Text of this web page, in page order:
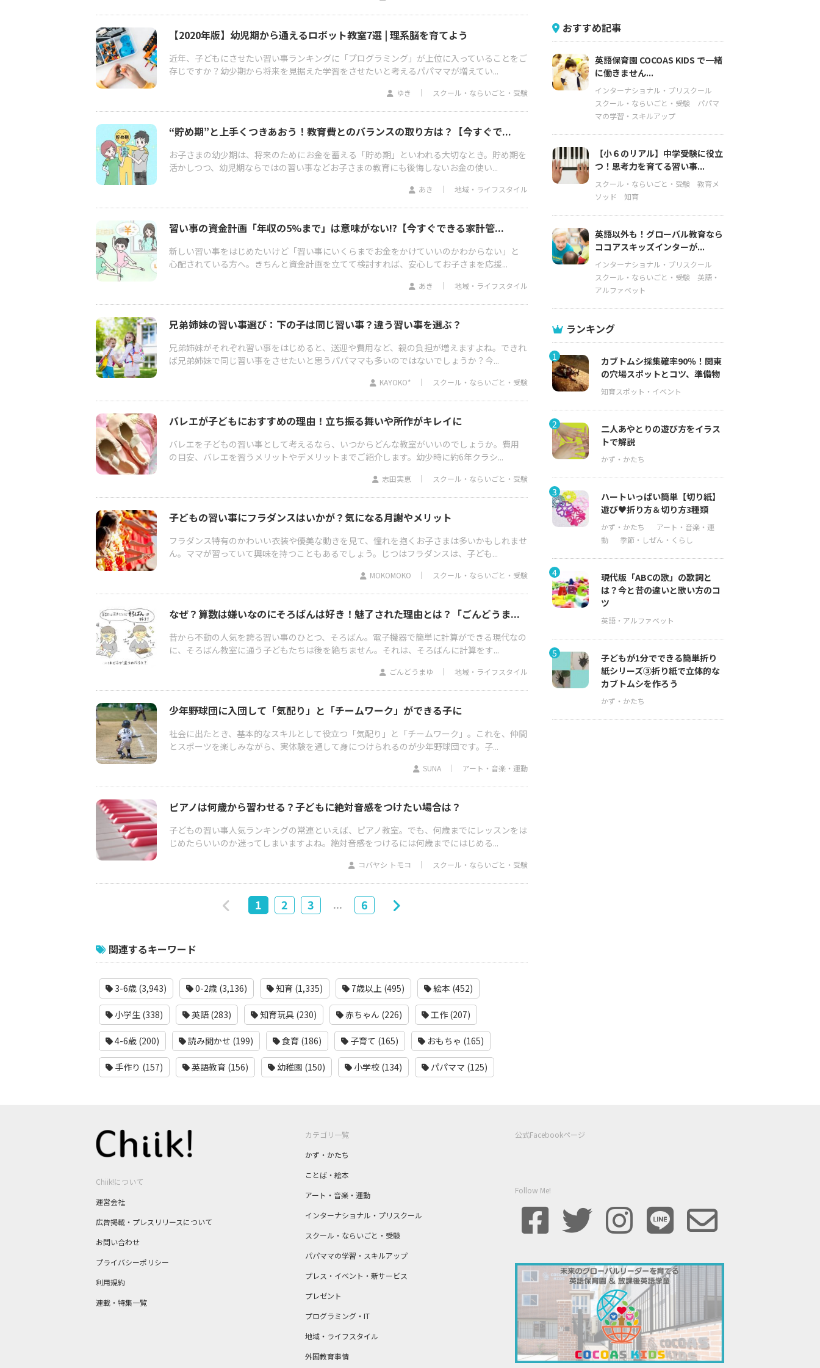
【2020年版】幼児期から通えるロボット教室7選 | 理系脳を育てよう
近年、子どもにさせたい習い事ランキングに「プログラミング」が上位に入っていることをご
存じですか？幼少期から将来を見据えた学習をさせたいと考えるパパママが増えてい...
ゆき スクール・ならいごと・受験
“貯め期”と上手くつきあおう！教育費とのバランスの取り方は？【今すぐで...
お子さまの幼少期は、将来のためにお金を蓄える「貯め期」といわれる大切なとき。貯め期を
活かしつつ、幼児期ならではの習い事などお子さまの教育にも後悔しないお金の使い...
あき 地域・ライフスタイル
習い事の資金計画「年収の5%まで」は意味がない!?【今すぐできる家計管...
新しい習い事をはじめたいけど「習い事にいくらまでお金をかけていいのかわからない」と
心配されている方へ。きちんと資金計画を立てて検討すれば、安心してお子さまを応援...
あき 地域・ライフスタイル
兄弟姉妹の習い事選び：下の子は同じ習い事？違う習い事を選ぶ？
兄弟姉妹がそれぞれ習い事をはじめると、送迎や費用など、親の負担が増えますよね。できれ
ば兄弟姉妹で同じ習い事をさせたいと思うパパママも多いのではないでしょうか？今...
KAYOKO* スクール・ならいごと・受験
バレエが子どもにおすすめの理由！立ち振る舞いや所作がキレイに
バレエを子どもの習い事として考えるなら、いつからどんな教室がいいのでしょうか。費用
の目安、バレエを習うメリットやデメリットまでご紹介します。幼少時に約6年クラシ...
志田実恵 スクール・ならいごと・受験
子どもの習い事にフラダンスはいかが？気になる月謝やメリット
フラダンス特有のかわいい衣装や優美な動きを見て、憧れを抱くお子さまは多いかもしれませ
ん。ママが習っていて興味を持つこともあるでしょう。じつはフラダンスは、子ども...
MOKOMOKO スクール・ならいごと・受験
なぜ？算数は嫌いなのにそろばんは好き！魅了された理由とは？「ごんどうま...
昔から不動の人気を誇る習い事のひとつ、そろばん。電子機器で簡単に計算ができる現代なの
に、そろばん教室に通う子どもたちは後を絶ちません。それは、そろばんに計算をす...
ごんどうまゆ 地域・ライフスタイル
少年野球団に入団して「気配り」と「チームワーク」ができる子に
社会に出たとき、基本的なスキルとして役立つ「気配り」と「チームワーク」。これを、仲間
とスポーツを楽しみながら、実体験を通して身につけられるのが少年野球団です。子...
SUNA アート・音楽・運動
ピアノは何歳から習わせる？子どもに絶対音感をつけたい場合は？
子どもの習い事人気ランキングの常連といえば、ピアノ教室。でも、何歳までにレッスンをは
じめたらいいのか迷ってしまいますよね。絶対音感をつけるには何歳までにはじめる...
コバヤシ トモコ スクール・ならいごと・受験
1 2 3 ... 6
関連するキーワード
3-6歳 (3,943) 0-2歳 (3,136) 知育 (1,335) 7歳以上 (495) 絵本 (452)
小学生 (338) 英語 (283) 知育玩具 (230) 赤ちゃん (226) 工作 (207)
4-6歳 (200) 読み聞かせ (199) 食育 (186) 子育て (165) おもちゃ (165)
手作り (157) 英語教育 (156) 幼稚園 (150) 小学校 (134) パパママ (125)
おすすめ記事
英語保育園 COCOAS KIDS で一緒
に働きません...
インターナショナル・プリスクール
スクール・ならいごと・受験
パパマ
マの学習・スキルアップ
【小６のリアル】中学受験に役立
つ！思考力を育てる習い事...
スクール・ならいごと・受験
教育メ
ソッド
知育
英語以外も！グローバル教育なら
ココアスキッズインターが...
インターナショナル・プリスクール
スクール・ならいごと・受験
英語・
アルファベット
ランキング
1
カブトムシ採集確率90％！関東
の穴場スポットとコツ、準備物
2
二人あやとりの遊び方をイラス
トで解説
3
ハートいっぱい簡単【切り紙】
遊び♥折り方＆切り方3種類
4
現代版「ABCの歌」の歌詞と
は？今と昔の違いと歌い方のコ
ツ
5
子どもが1分でできる簡単折り
紙シリーズ③折り紙で立体的な
カブトムシを作ろう
Chiik!について
運営会社
広告掲載・プレスリリースについて
お問い合わせ
プライバシーポリシー
利用規約
連載・特集一覧
カテゴリ一覧
かず・かたち
ことば・絵本
アート・音楽・運動
インターナショナル・プリスクール
スクール・ならいごと・受験
パパママの学習・スキルアップ
プレス・イベント・新サービス
プレゼント
プログラミング・IT
地域・ライフスタイル
外国教育事情
公式Facebookページ
Follow Me!